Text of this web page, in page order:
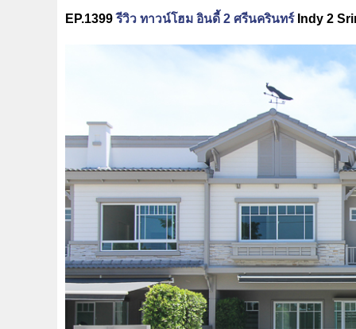
EP.1399รีวิว ทาวน์โฮม อินดี้ 2 ศรีนครินทร์Indy 2